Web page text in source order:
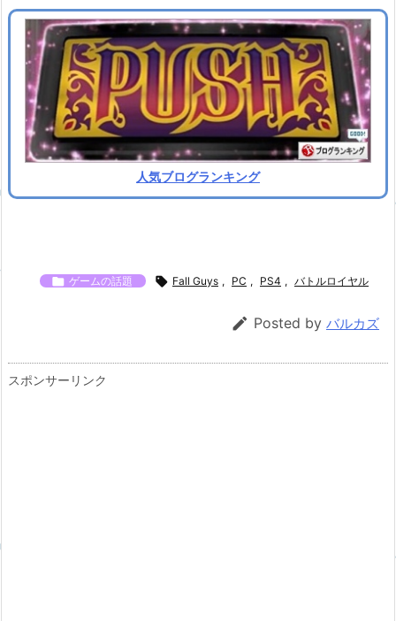
人気ブログランキング
 ゲームの話題  Fall Guys , PC , PS4 , バトルロイヤル
 Posted by バルカズ
スポンサーリンク